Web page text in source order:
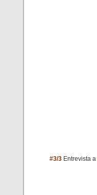
#3/3Entrevista a